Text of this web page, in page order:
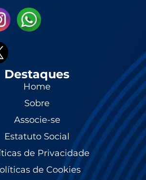
Destaques
Home
Sobre
Associe-se
Estatuto Social
de Privacidade
de Cookies